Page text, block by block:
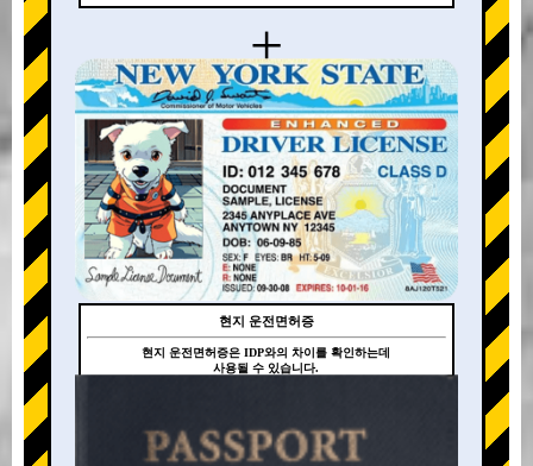
+
+
현지 운전면허증
현지 운전면허증은 IDP와의 차이를 확인하는데
사용될 수 있습니다.